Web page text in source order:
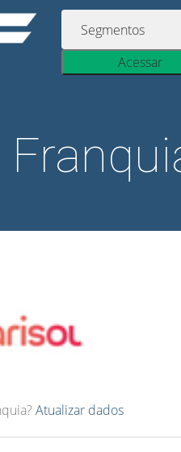
Acessar
Atualizar dados